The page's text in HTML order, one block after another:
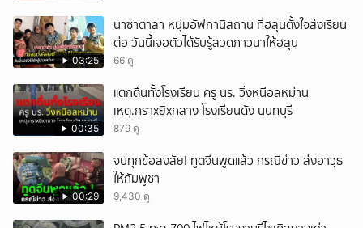
03:25
นาซาตาลา หนุ่มอัฟกานิสถาน ที่ฮลุนตั้งใจส่งเรียน
ต่อ วันนี้เจอตัวได้รับรู้สวดภาวนาให้ฮลุน
66 ดู
00:35
แตกตื่นทั้งโรงเรียน ครู นร. วิ่งหนีอลหม่าน
เหตุ.กราxยิxกลาง โรงเรียนดัง นนทบุรี
879 ดู
00:29
จบทุกข้อสงสัย! ทูตจีนพูดแล้ว กรณีข่าว ส่งอาวุธ
ให้กัมพูชา
9,430 ดู